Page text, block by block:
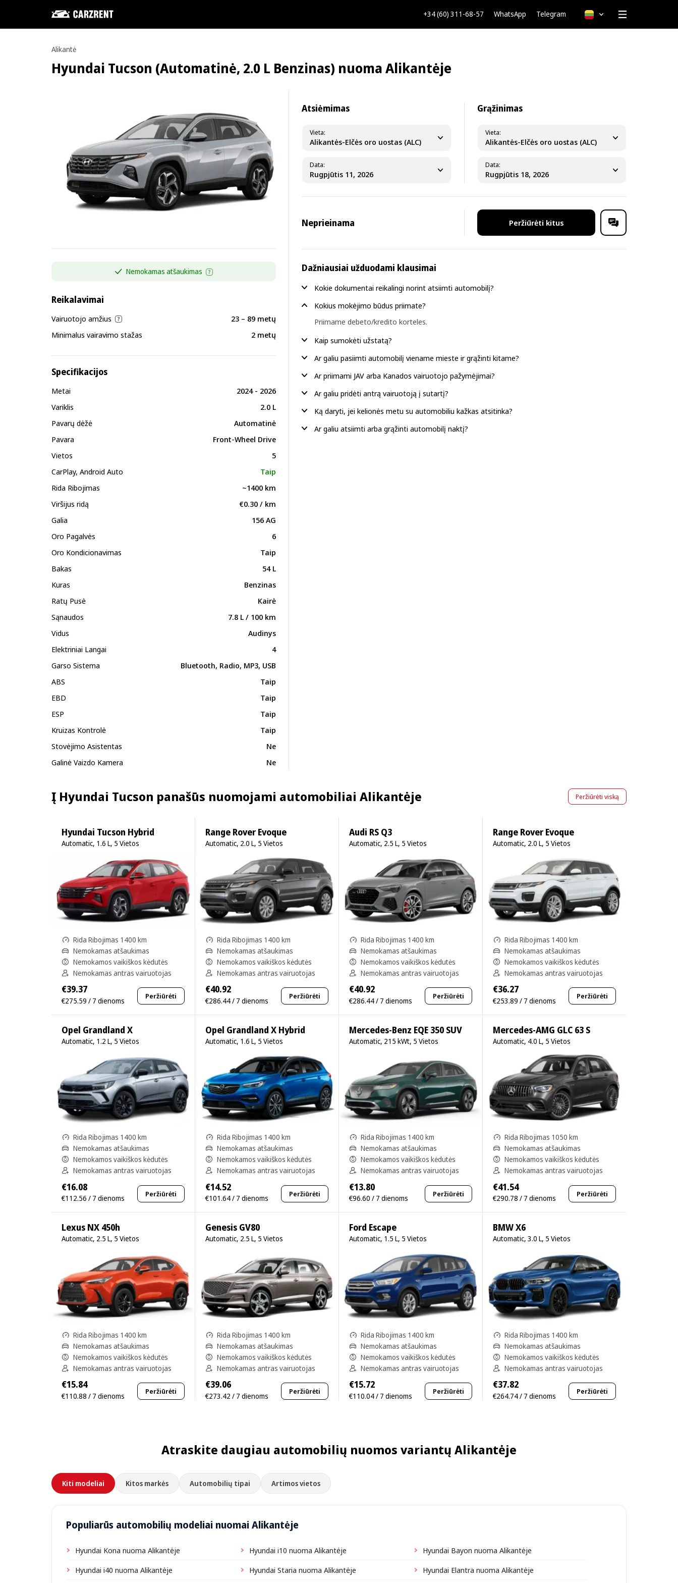
+34 (60) 311-68-57 WhatsApp Telegram Lietuvių
Alikantė
Hyundai Tucson (Automatinė, 2.0 L Benzinas) nuoma Alikantėje
Atsiėmimas
Alikantės-Elčės oro uostas (ALC)
Vieta
Data
Grąžinimas
Alikantės-Elčės oro uostas (ALC)
Vieta
Data
Neprieinama Peržiūrėti kitus
Nemokamas atšaukimas
Reikalavimai
Vairuotojo amžius
23 – 89 metų
Minimalus vairavimo stažas
2 metų
Specifikacijos
Metai
2024 - 2026
Variklis
2.0 L
Pavarų dėžė
Automatinė
Pavara
Front-Wheel Drive
Vietos
5
CarPlay, Android Auto
Taip
Rida Ribojimas
~1400 km
Viršijus ridą
€0.30 / km
Galia
156 AG
Oro Pagalvės
6
Oro Kondicionavimas
Taip
Bakas
54 L
Kuras
Benzinas
Ratų Pusė
Kairė
Sąnaudos
7.8 L / 100 km
Vidus
Audinys
Elektriniai Langai
4
Garso Sistema
Bluetooth, Radio, MP3, USB
ABS
Taip
EBD
Taip
ESP
Taip
Kruizas Kontrolė
Taip
Stovėjimo Asistentas
Ne
Galinė Vaizdo Kamera
Ne
Dažniausiai užduodami klausimai
Kokie dokumentai reikalingi norint atsiimti automobilį?
Kokius mokėjimo būdus priimate?
Priimame debeto/kredito korteles.
Kaip sumokėti užstatą?
Ar galiu pasiimti automobilį viename mieste ir grąžinti kitame?
Ar priimami JAV arba Kanados vairuotojo pažymėjimai?
Ar galiu pridėti antrą vairuotoją į sutartį?
Ką daryti, jei kelionės metu su automobiliu kažkas atsitinka?
Ar galiu atsiimti arba grąžinti automobilį naktį?
Į Hyundai Tucson panašūs nuomojami automobiliai Alikantėje Peržiūrėti viską
Hyundai Tucson Hybrid
Automatic, 1.6 L, 5 Vietos
Rida Ribojimas 1400 km
Nemokamas atšaukimas
Nemokamos vaikiškos kėdutės
Nemokamas antras vairuotojas
€39.37
€275.59 / 7 dienoms Peržiūrėti
Range Rover Evoque
Automatic, 2.0 L, 5 Vietos
Rida Ribojimas 1400 km
Nemokamas atšaukimas
Nemokamos vaikiškos kėdutės
Nemokamas antras vairuotojas
€40.92
€286.44 / 7 dienoms Peržiūrėti
Audi RS Q3
Automatic, 2.5 L, 5 Vietos
Rida Ribojimas 1400 km
Nemokamas atšaukimas
Nemokamos vaikiškos kėdutės
Nemokamas antras vairuotojas
€40.92
€286.44 / 7 dienoms Peržiūrėti
Range Rover Evoque
Automatic, 2.0 L, 5 Vietos
Rida Ribojimas 1400 km
Nemokamas atšaukimas
Nemokamos vaikiškos kėdutės
Nemokamas antras vairuotojas
€36.27
€253.89 / 7 dienoms Peržiūrėti
Opel Grandland X
Automatic, 1.2 L, 5 Vietos
Rida Ribojimas 1400 km
Nemokamas atšaukimas
Nemokamos vaikiškos kėdutės
Nemokamas antras vairuotojas
€16.08
€112.56 / 7 dienoms Peržiūrėti
Opel Grandland X Hybrid
Automatic, 1.6 L, 5 Vietos
Rida Ribojimas 1400 km
Nemokamas atšaukimas
Nemokamos vaikiškos kėdutės
Nemokamas antras vairuotojas
€14.52
€101.64 / 7 dienoms Peržiūrėti
Mercedes-Benz EQE 350 SUV
Automatic, 215 kWt, 5 Vietos
Rida Ribojimas 1400 km
Nemokamas atšaukimas
Nemokamos vaikiškos kėdutės
Nemokamas antras vairuotojas
€13.80
€96.60 / 7 dienoms Peržiūrėti
Mercedes-AMG GLC 63 S
Automatic, 4.0 L, 5 Vietos
Rida Ribojimas 1050 km
Nemokamas atšaukimas
Nemokamos vaikiškos kėdutės
Nemokamas antras vairuotojas
€41.54
€290.78 / 7 dienoms Peržiūrėti
Lexus NX 450h
Automatic, 2.5 L, 5 Vietos
Rida Ribojimas 1400 km
Nemokamas atšaukimas
Nemokamos vaikiškos kėdutės
Nemokamas antras vairuotojas
€15.84
€110.88 / 7 dienoms Peržiūrėti
Genesis GV80
Automatic, 2.5 L, 5 Vietos
Rida Ribojimas 1400 km
Nemokamas atšaukimas
Nemokamos vaikiškos kėdutės
Nemokamas antras vairuotojas
€39.06
€273.42 / 7 dienoms Peržiūrėti
Ford Escape
Automatic, 1.5 L, 5 Vietos
Rida Ribojimas 1400 km
Nemokamas atšaukimas
Nemokamos vaikiškos kėdutės
Nemokamas antras vairuotojas
€15.72
€110.04 / 7 dienoms Peržiūrėti
BMW X6
Automatic, 3.0 L, 5 Vietos
Rida Ribojimas 1400 km
Nemokamas atšaukimas
Nemokamos vaikiškos kėdutės
Nemokamas antras vairuotojas
€37.82
€264.74 / 7 dienoms Peržiūrėti
Atraskite daugiau automobilių nuomos variantų Alikantėje
Kiti modeliai Kitos markės Automobilių tipai Artimos vietos
Populiarūs automobilių modeliai nuomai Alikantėje
Hyundai Kona nuoma Alikantėje Hyundai i10 nuoma Alikantėje
Hyundai Bayon nuoma Alikantėje
Hyundai i40 nuoma Alikantėje
Hyundai Staria nuoma Alikantėje Hyundai Elantra nuoma Alikantėje